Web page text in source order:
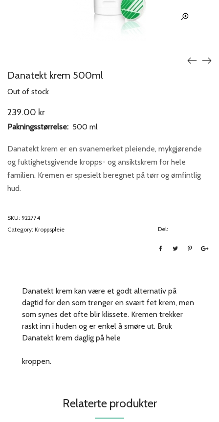
Danatekt krem 500ml
Out of stock
239.00 kr
Pakningsstørrelse: 500 ml
Danatekt krem er en svanemerket pleiende, mykgjørende
og fuktighets­givende kropps- og ansiktskrem for hele
familien. Kremen er spesielt beregnet på tørr og ømfintlig
hud.
SKU: 922774
Category: Kroppspleie Del:
Danatekt krem kan være et godt alternativ på
dagtid for den som trenger en svært fet krem, men
som synes det ofte blir klissete. Kremen trekker
raskt inn i huden og er enkel å smøre ut. Bruk
Danatekt krem daglig på hele
kroppen.
Relaterte produkter